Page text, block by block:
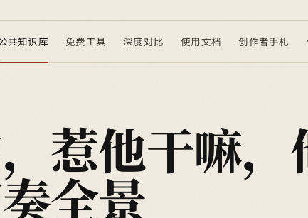
共知识库 免费工具 深度对比 使用文档 创作者手札
，惹他干嘛
全景